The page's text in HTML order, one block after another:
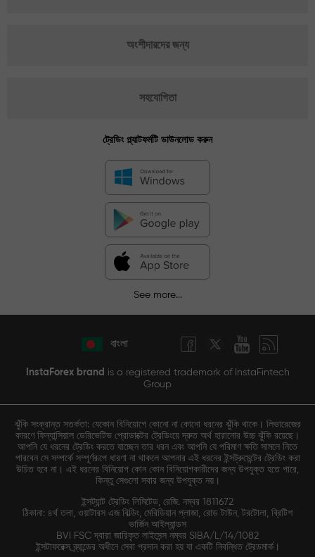
অংশীদারদের জন্য
সহযোগিতা
ট্রেডিং প্ল্যাটফর্মটি ডাউনলোড করুন
See more...
বাংলা
InstaForex brand is a registered trademark of InstaFintech
Group
ঝুঁকি সংক্রান্ত সতর্কতা: যেকোন বিনিয়োগে কোনো না কোনো ধরনের ঝুঁকি থাকে। লিভারেজের
কারণে ফিন্যান্সিয়াল ডেরিভেটিভ প্রোডাক্টের ট্রেডিংয়ে দ্রুত অর্থ হারানোর উচ্চ ঝুঁকি রয়েছে।
আপনি যে ধরনের ট্রেডিং করতে যাচ্ছেন তার ধরন এবং আপনি যে পরিমাণ ক্ষতি সামলে নিতে
পারবেন সে সম্পর্কে সম্পূর্ণরূপে ধারণা না থাকলে আপনার এই ধরনের ইন্সট্রুমেন্টের ট্রেডিং করা
উচিত হবে না। এই ধরনের বিনিয়োগ কোন কোন বিনিয়োগকারীদের জন্য উপযুক্ত হতে পারে,
কিন্তু সেগুলো সবার জন্য উপযুক্ত নয়।
ইন্সট্যান্ট ট্রেডিং লিমিটেড, রেজি. নম্বর 1811672
ঠিকানা: ৪র্থ তলা, ওয়াটারস এজ বিল্ডিং, মেরিডিয়ান প্লাজা, রোড টাউন, টরটোলা, ব্রিটিশ
ভার্জিন আইল্যান্ডস
BVI FSC দ্বারা জারিকৃত লাইসেন্স নম্বর SIBA/L/14/1082
ইন্সটাফরেক্স ব্র্যান্ডের অধীনে সেবা প্রদান করা হয় যা একটি নিবন্ধিত ট্রেডমার্ক।